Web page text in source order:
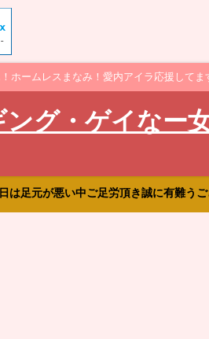
ホームレスまなみ！愛内アイラ応援してま
グ・ゲイなー
足元が悪い中ご足労頂き誠に有難うご